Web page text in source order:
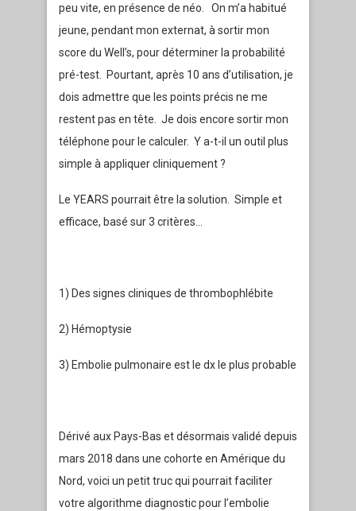
peu vite, en présence de néo. On m’a habitué
jeune, pendant mon externat, à sortir mon
score du Well’s, pour déterminer la probabilité
pré-test. Pourtant, après 10 ans d’utilisation, je
dois admettre que les points précis ne me
restent pas en tête. Je dois encore sortir mon
téléphone pour le calculer. Y a-t-il un outil plus
simple à appliquer cliniquement ?
Le YEARS pourrait être la solution. Simple et
efficace, basé sur 3 critères…
1) Des signes cliniques de thrombophlébite
2) Hémoptysie
3) Embolie pulmonaire est le dx le plus probable
Dérivé aux Pays-Bas et désormais validé depuis
mars 2018 dans une cohorte en Amérique du
Nord, voici un petit truc qui pourrait faciliter
votre algorithme diagnostic pour l’embolie